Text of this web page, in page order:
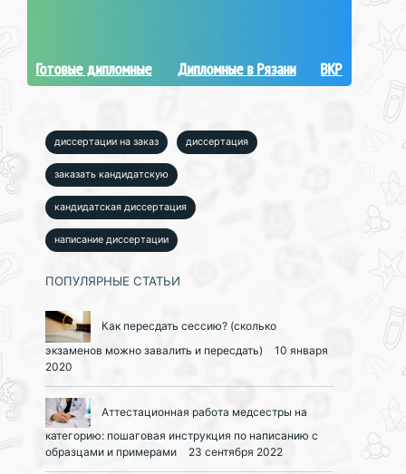
Готовые дипломные Дипломные в Рязани ВКР
диссертации на заказ диссертация
заказать кандидатскую
кандидатская диссертация
написание диссертации
ПОПУЛЯРНЫЕ СТАТЬИ
Как пересдать сессию? (сколько
экзаменов можно завалить и пересдать)
10 января
2020
Аттестационная работа медсестры на
категорию: пошаговая инструкция по написанию с
образцами и примерами
23 сентября 2022